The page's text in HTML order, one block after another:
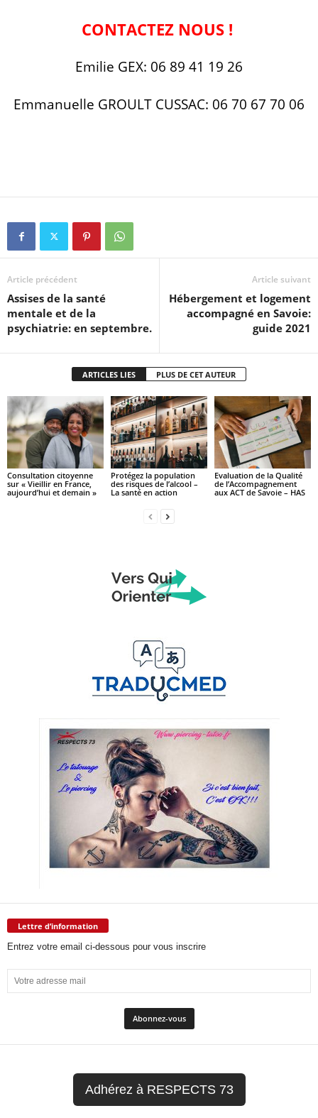
CONTACTEZ NOUS !
Emilie GEX: 06 89 41 19 26
Emmanuelle GROULT CUSSAC: 06 70 67 70 06
Article précédent
Assises de la santé
mentale et de la
psychiatrie: en septembre.
Article suivant
Hébergement et logement
accompagné en Savoie:
guide 2021
ARTICLES LIES PLUS DE CET AUTEUR
Consultation citoyenne
sur « Vieillir en France,
aujourd’hui et demain »
Protégez la population
des risques de l’alcool –
La santé en action
Evaluation de la Qualité
de l’Accompagnement
aux ACT de Savoie – HAS
Lettre d’information
Entrez votre email ci-dessous pour vous inscrire
Adhérez à RESPECTS 73